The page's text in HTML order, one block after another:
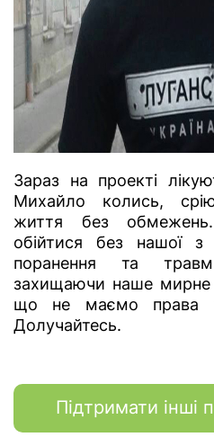
Зараз на проекті
Михайло колись,
життя без
обійтися без нашої
поранення та
захищаючи наше мирне
що не маємо права
Долучайтесь.
Підтримати інші